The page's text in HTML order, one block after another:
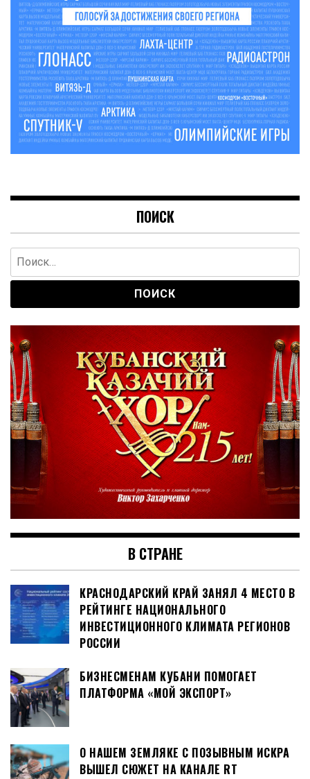
ПОИСК
Найти:
В СТРАНЕ
КРАСНОДАРСКИЙ КРАЙ ЗАНЯЛ 4 МЕСТО В
РЕЙТИНГЕ НАЦИОНАЛЬНОГО
ИНВЕСТИЦИОННОГО КЛИМАТА РЕГИОНОВ
РОССИИ
БИЗНЕСМЕНАМ КУБАНИ ПОМОГАЕТ
ПЛАТФОРМА «МОЙ ЭКСПОРТ»
О НАШЕМ ЗЕМЛЯКЕ С ПОЗЫВНЫМ ИСКРА
ВЫШЕЛ СЮЖЕТ НА КАНАЛЕ RT